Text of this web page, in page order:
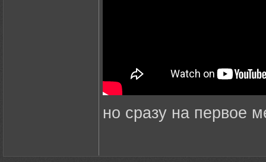
но сразу на первое